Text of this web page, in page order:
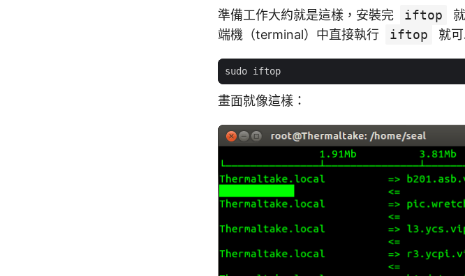
準備工作大約就是這樣，安裝完 iftop
端機（terminal）中直接執行
iftop 就
畫面就像這樣：